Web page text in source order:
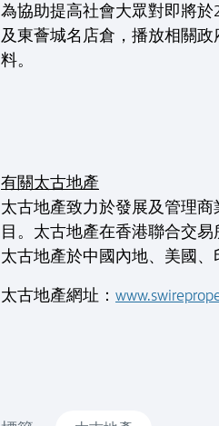
為協助提高社會大眾對即將
及東薈城名店倉，播放相關
料。
有關太古地產
太古地產致力於發展及管理
目。太古地產在香港聯合交
太古地產於中國內地、美國、
太古地產網址：